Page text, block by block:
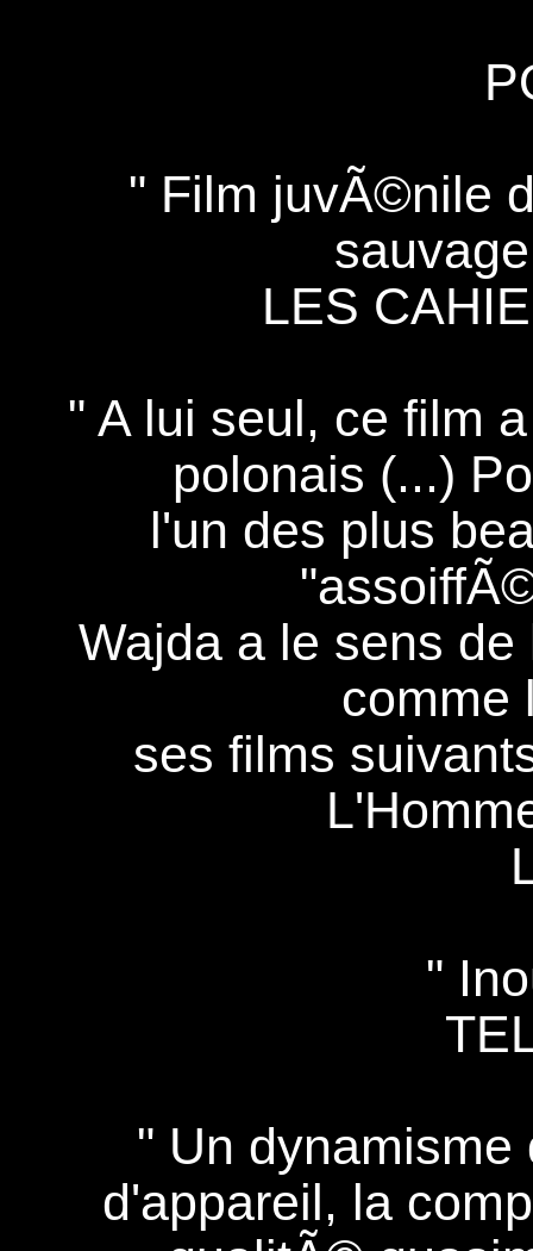
" Film juvÃ©nile
LES
" A lui seul, ce film
polonais (...)
l'un des plus
Wajda a le sens
comme
ses films
"
" Un
d'appareil, la